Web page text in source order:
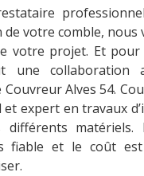
de votre comble,
votre projet. Et pour
une collaboration
Alves 54.
expert en travaux
différents
fiable et le coût